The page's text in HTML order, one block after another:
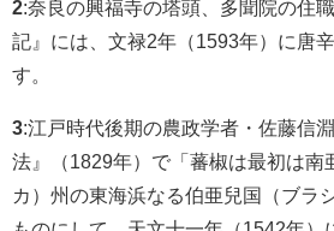
2:奈良の興福寺の塔頭、多聞院の住
記』には、文禄2年（1593年）に唐
す。
3:江戸時代後期の農政学者・佐藤信
法』（1829年）で「蕃椒は最初は南
カ）州の東海浜なる伯亜兒国（ブラ